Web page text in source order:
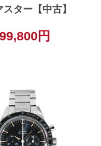
スター【中古】
円